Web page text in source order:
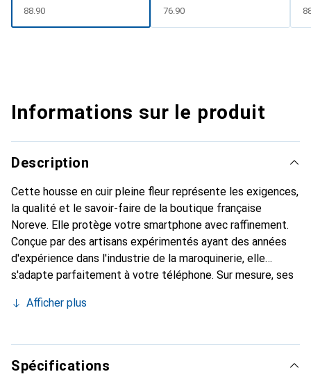
CHF
88.90 CHF
76.90
Informations sur le produit
Description
Cette housse en cuir pleine fleur représente les exigences,
la qualité et le savoir-faire de la boutique française
Noreve. Elle protège votre smartphone avec raffinement.
Conçue par des artisans expérimentés ayant des années
d'expérience dans l'industrie de la maroquinerie, elle
s'adapte parfaitement à votre téléphone. Sur mesure, ses
peau. Elle devient un accessoire chic et indispensable pour
ses produits de haute qualité, la marque Noreve est un
choix fiable pour une clientèle exigeante.
Afficher plus
Spécifications